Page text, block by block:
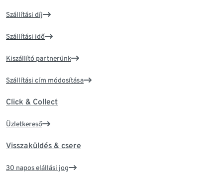
Szállítási díj
Szállítási idő
Kiszállító partnerünk
Szállítási cím módosítása
Click & Collect
Üzletkereső
Visszaküldés & csere
30 napos elállási jog